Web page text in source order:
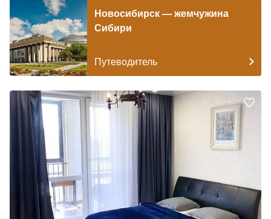
Новосибирск — жемчужина
Сибири
Путеводитель